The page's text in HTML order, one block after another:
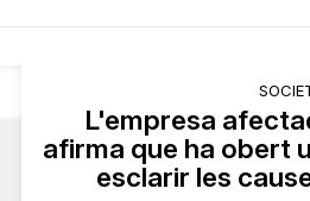
L'empresa
afirma que ha obert
esclarir les